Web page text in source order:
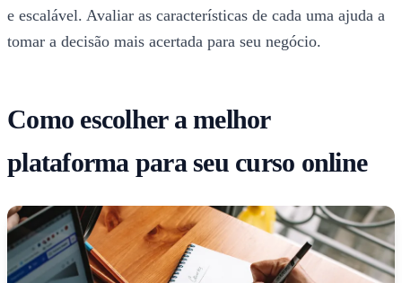
e escalável. Avaliar as características de cada uma ajuda a
tomar a decisão mais acertada para seu negócio.
Como escolher a melhor
plataforma para seu curso online